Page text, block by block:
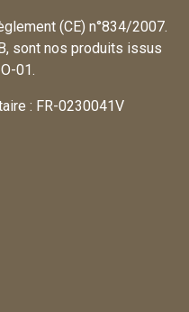
(CE) n°834/2007.
sont nos produits issus
01.
: FR-0230041V